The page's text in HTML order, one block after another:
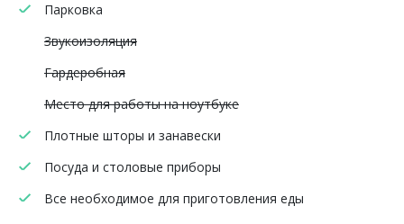
Парковка
Звукоизоляция
Гардеробная
Место для работы на ноутбуке
Плотные шторы и занавески
Посуда и столовые приборы
Все необходимое для приготовления еды